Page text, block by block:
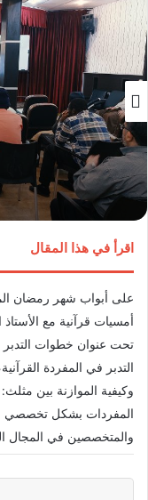
اقرأ في هذا المقال
أمسيات قرآنية مع
تحت عنوان خطوات التدبر
التدبر في المفردة
وكيفية الموازنة بين
المفردات بشكل تخصصي
والمتخصصين في المجال